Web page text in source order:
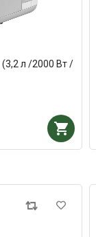
л /2000 Вт /